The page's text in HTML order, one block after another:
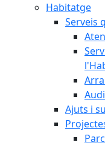
Habitatge
Serveis
Ajuts i